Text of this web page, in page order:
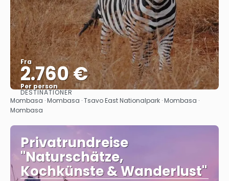
Fra
2.760 €
Per person
Se
DESTINATIONER
Mombasa · Mombasa · Tsavo East Nationalpark · Mombasa ·
Mombasa
Privatrundreise
"Naturschätze,
Kochkünste & Wanderlust"